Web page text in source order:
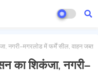
नगरी–मगरलोड में फर्में सील, वाहन जब्त
का शिकंजा, नगरी–